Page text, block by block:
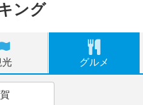
ング
光 グルメ